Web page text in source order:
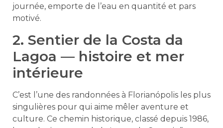
journée, emporte de l’eau en quantité et pars
motivé.
2. Sentier de la Costa da
Lagoa — histoire et mer
intérieure
C’est l’une des randonnées à Florianópolis les plus
singulières pour qui aime mêler aventure et
culture. Ce chemin historique, classé depuis 1986,